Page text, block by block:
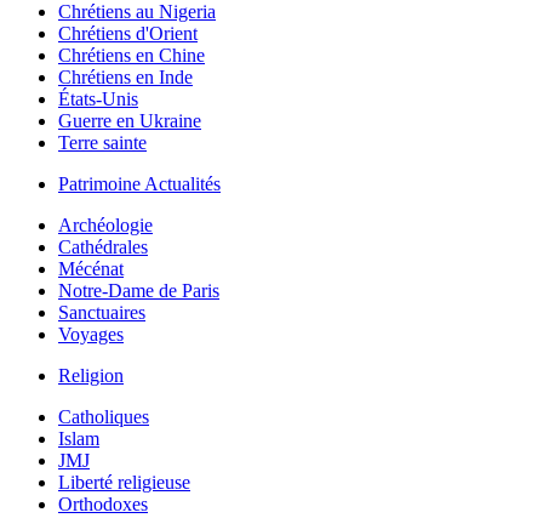
Chrétiens au Nigeria
Chrétiens d'Orient
Chrétiens en Chine
Chrétiens en Inde
États-Unis
Guerre en Ukraine
Terre sainte
Patrimoine Actualités
Archéologie
Cathédrales
Mécénat
Notre-Dame de Paris
Sanctuaires
Voyages
Religion
Catholiques
Islam
JMJ
Liberté religieuse
Orthodoxes